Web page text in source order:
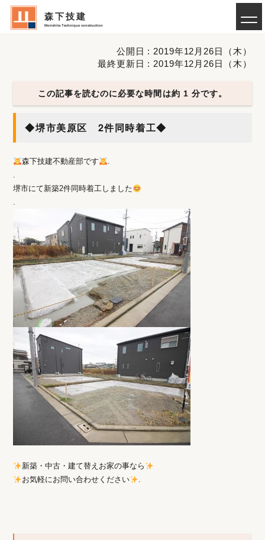
森下技建
Morishita Technique construction
公開日 : 2019年12月26日（木）
最終更新日 : 2019年12月26日（木）
この記事を読むのに必要な時間は約 1 分です。
◆堺市美原区 2件同時着工◆
森下技建不動産部です
.
.
堺市にて新築2件同時着工しました
.
新築・中古・建て替えお家の事なら
お気軽にお問い合わせください
.